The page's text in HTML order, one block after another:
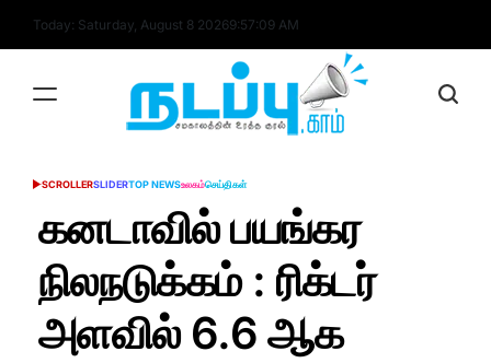
Today: Saturday, August 8 20269:57:09 AM
POSTED
SCROLLERSLIDERTOP NEWSஉலகம்செய்திகள்
கனடாவில் பயங்கர
நிலநடுக்கம் : ரிக்டர்
அளவில் 6.6 ஆக